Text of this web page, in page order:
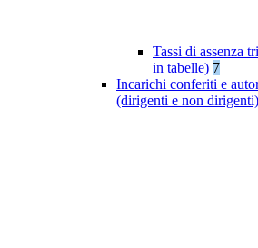
Tassi di assenza
in tabelle) 7
Incarichi conferiti e
(dirigenti e non dirigenti)